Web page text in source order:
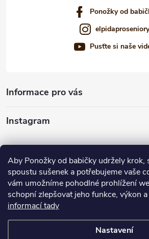
Aby Ponožky od babičky udržely krok,
spoustu sušenek a potřebujeme vaše
vám umožníme pohodlné prohlížení
schopní zlepšovat jeho funkce, výkon
informací tady
Nastavení
Ponožky od
elpidaproseniory
Pusťte si naše
Informace pro vás
Instagram
Nabízíme vám